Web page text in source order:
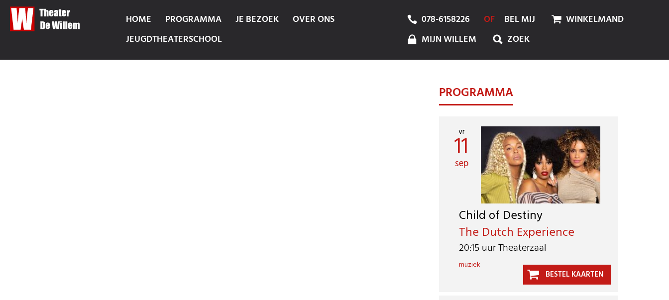
HOME PROGRAMMA JE BEZOEK
OVER ONS
JEUGDTHEATERSCHOOL
078-6158226 OF BEL MIJ
WINKELMAND
MIJN WILLEM
ZOEK
PROGRAMMA
vr
11
sep
Child of Destiny
The Dutch Experience
20:15 uur Theaterzaal
muziek
BESTEL KAARTEN